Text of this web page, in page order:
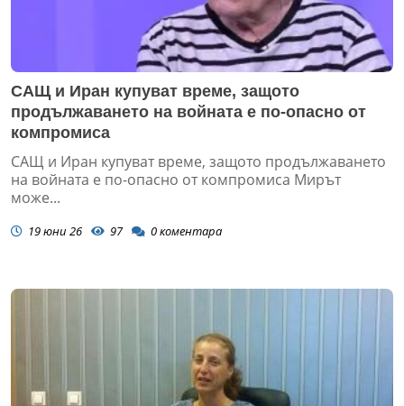
САЩ и Иран купуват време, защото
продължаването на войната е по-опасно от
компромиса
САЩ и Иран купуват време, защото продължаването
на войната е по-опасно от компромиса Мирът
може...
19 юни 26 97 0коментара